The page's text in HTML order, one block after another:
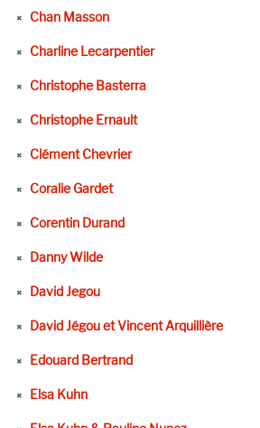
Chan Masson
Charline Lecarpentier
Christophe Basterra
Christophe Ernault
Clément Chevrier
Coralie Gardet
Corentin Durand
Danny Wilde
David Jegou
David Jégou et Vincent Arquillière
Edouard Bertrand
Elsa Kuhn